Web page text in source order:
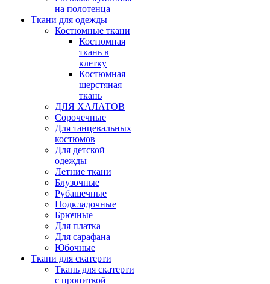
на полотенца
Ткани для одежды
Костюмные ткани
Костюмная
ткань в
клетку
Костюмная
шерстяная
ткань
ДЛЯ ХАЛАТОВ
Сорочечные
Для танцевальных
костюмов
Для детской
одежды
Летние ткани
Блузочные
Рубашечные
Подкладочные
Брючные
Для платка
Для сарафана
Юбочные
Ткани для скатерти
Ткань для скатерти
с пропиткой